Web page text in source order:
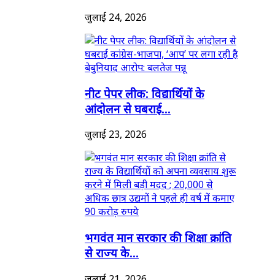
जुलाई 24, 2026
नीट पेपर लीक: विद्यार्थियों के
आंदोलन से घबराई...
जुलाई 23, 2026
भगवंत मान सरकार की शिक्षा क्रांति
से राज्य के...